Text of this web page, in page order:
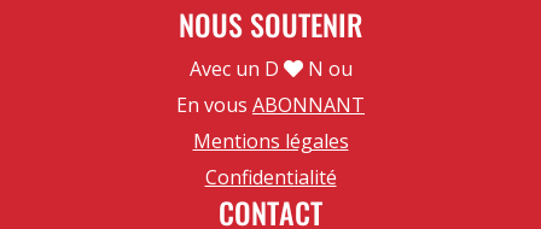
NOUS SOUTENIR
Avec un D
N ou
En vous ABONNANT
Mentions légales
Confidentialité
CONTACT